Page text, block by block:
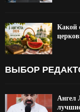
Какой
ВЫБОР
Ангел